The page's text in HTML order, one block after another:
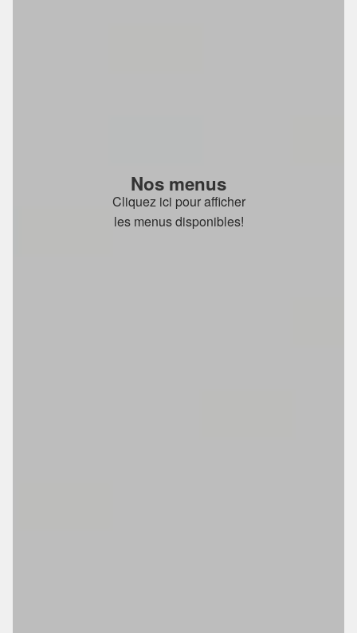
Nos menus
Cliquez ici pour afficher
les menus disponibles!